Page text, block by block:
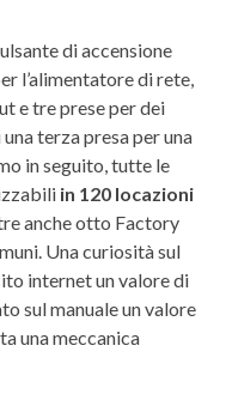
di accensione
l’alimentatore di rete,
e tre prese per dei
terza presa per una
in seguito, tutte le
in 120 locazioni
anche otto Factory
Una curiosità sul
internet un valore di
sul manuale un valore
una meccanica